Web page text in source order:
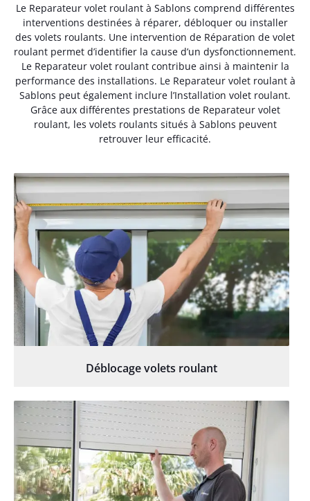
Le Reparateur volet roulant à Sablons comprend différentes
interventions destinées à réparer, débloquer ou installer
des volets roulants. Une intervention de Réparation de volet
roulant permet d’identifier la cause d’un dysfonctionnement.
Le Reparateur volet roulant contribue ainsi à maintenir la
performance des installations. Le Reparateur volet roulant à
Sablons peut également inclure l’Installation volet roulant.
Grâce aux différentes prestations de Reparateur volet
roulant, les volets roulants situés à Sablons peuvent
retrouver leur efficacité.
Déblocage volets roulant